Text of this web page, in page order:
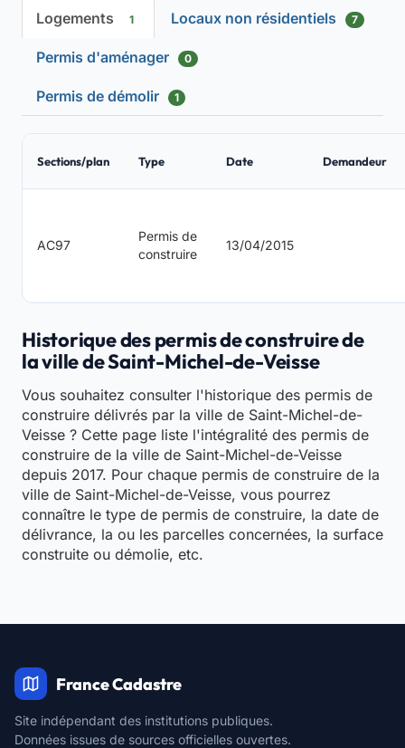
Logements 1 Locaux non résidentiels 7
Permis d'aménager 0
Permis de démolir 1
Sections/plan Type Date Demandeur
AC97
Permis de
construire
13/04/2015
Historique des permis de construire de
la ville de Saint-Michel-de-Veisse
Vous souhaitez consulter l'historique des permis de
construire délivrés par la ville de Saint-Michel-de-
Veisse ? Cette page liste l'intégralité des permis de
construire de la ville de Saint-Michel-de-Veisse
depuis 2017. Pour chaque permis de construire de la
ville de Saint-Michel-de-Veisse, vous pourrez
connaître le type de permis de construire, la date de
délivrance, la ou les parcelles concernées, la surface
construite ou démolie, etc.
France Cadastre
Site indépendant des institutions publiques.
Données issues de sources officielles ouvertes.